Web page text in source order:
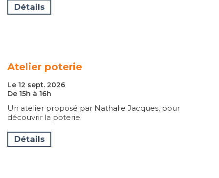
Détails
Atelier poterie
Le 12 sept. 2026
De 15h à 16h
Un atelier proposé par Nathalie Jacques, pour
découvrir la poterie.
Détails